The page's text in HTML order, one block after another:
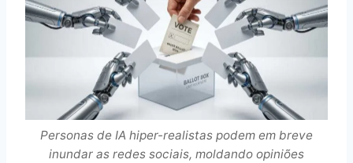
Personas de IA hiper-realistas podem em breve
inundar as redes sociais, moldando opiniões